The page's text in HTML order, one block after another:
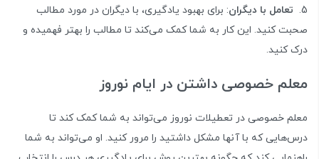
تعامل با دیگران: برای بهبود یادگیری، با دیگران در مورد مطالب
صحبت کنید. این کار به شما کمک می‌کند تا مطالب را بهتر فهمیده و
درک کنید.
معلم خصوصی داشتن در ایام نوروز
معلم خصوصی در تعطیلات نوروز می‌تواند به شما کمک کند تا
درس‌هایی که با آنها مشکل داشتید را مرور کنید. او می‌تواند به شما